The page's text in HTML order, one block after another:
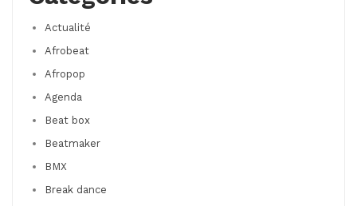
Actualité
Afrobeat
Afropop
Agenda
Beat box
Beatmaker
BMX
Break dance